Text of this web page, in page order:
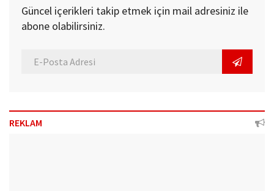
Güncel içerikleri takip etmek için mail adresiniz ile
abone olabilirsiniz.
REKLAM